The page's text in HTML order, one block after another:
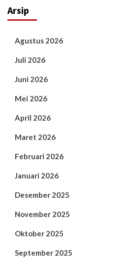
Arsip
Agustus 2026
Juli 2026
Juni 2026
Mei 2026
April 2026
Maret 2026
Februari 2026
Januari 2026
Desember 2025
November 2025
Oktober 2025
September 2025